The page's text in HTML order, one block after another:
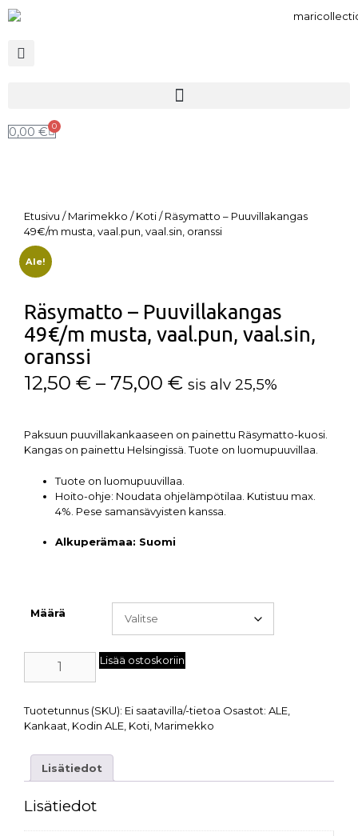
0,00 € 0
Etusivu /Marimekko /Koti/ Räsymatto – Puuvillakangas
49€/m musta, vaal.pun, vaal.sin, oranssi
Ale!
Räsymatto – Puuvillakangas
49€/m musta, vaal.pun, vaal.sin,
oranssi
12,50 € – 75,00 € sis alv 25,5%
Paksuun puuvillakankaaseen on painettu Räsymatto-kuosi.
Kangas on painettu Helsingissä. Tuote on luomupuuvillaa.
Tuote on luomupuuvillaa.
Hoito-ohje: Noudata ohjelämpötilaa. Kutistuu max.
4%. Pese samansävyisten kanssa.
Alkuperämaa: Suomi
Määrä
Lisää ostoskoriin
Tuotetunnus (SKU): Ei saatavilla/-tietoa Osastot: ALE
Kankaat Kodin ALE Koti Marimekko
Lisätiedot
Lisätiedot